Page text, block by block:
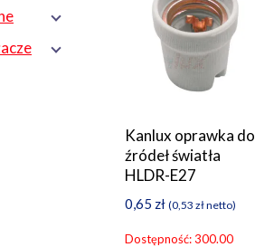
Kanlux oprawka do
źródeł światła
HLDR-E27
0,65 zł (0,53 złnetto)
Dostępność: 300.00